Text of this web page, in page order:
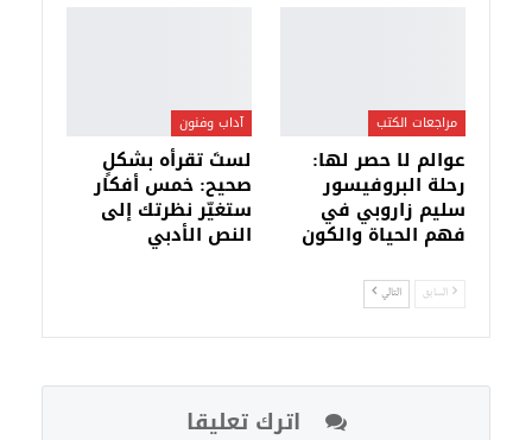
مراجعات الكتب
عوالم لا حصر لها:
رحلة البروفيسور
سليم زاروبي في
فهم الحياة والكون
آداب وفنون
لستَ تقرأه بشكلٍ
صحيح: خمس أفكار
ستغيّر نظرتك إلى
النص الأدبي
السابق التالي
اترك تعليقا